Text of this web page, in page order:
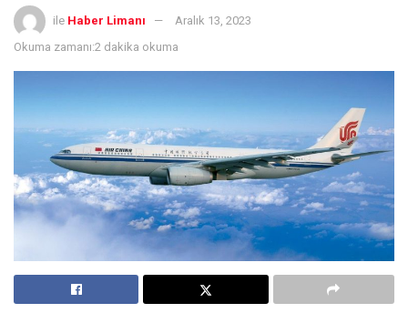
ile Haber Limanı
Aralık 13, 2023
Okuma zamanı:2 dakika okuma